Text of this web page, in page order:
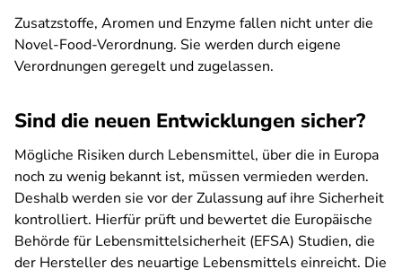
Zusatzstoffe, Aromen und Enzyme fallen nicht unter die
Novel-Food-Verordnung. Sie werden durch eigene
Verordnungen geregelt und zugelassen.
Sind die neuen Entwicklungen sicher?
Mögliche Risiken durch Lebensmittel, über die in Europa
noch zu wenig bekannt ist, müssen vermieden werden.
Deshalb werden sie vor der Zulassung auf ihre Sicherheit
kontrolliert. Hierfür prüft und bewertet die Europäische
Behörde für Lebensmittelsicherheit (EFSA) Studien, die
der Hersteller des neuartige Lebensmittels einreicht. Die